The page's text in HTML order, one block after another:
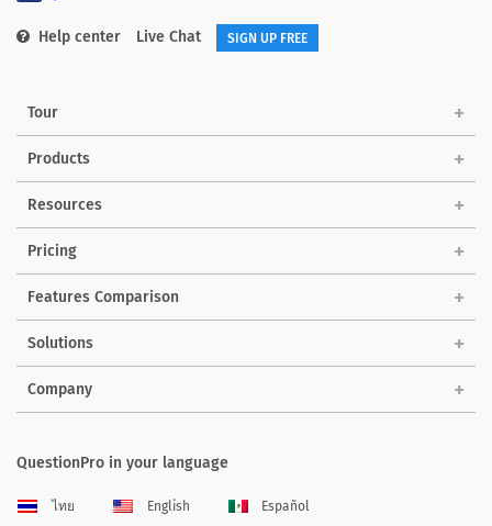
Help center Live Chat SIGN UP FREE
Tour
Products
Resources
Pricing
Features Comparison
Solutions
Company
QuestionPro in your language
ไทย English Español